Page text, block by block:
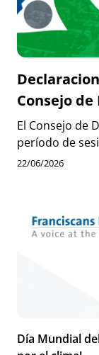
Consejo
El Consejo de
período de
22/06/2026
Día Mundial